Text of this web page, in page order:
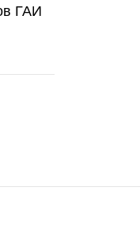
ГАИ